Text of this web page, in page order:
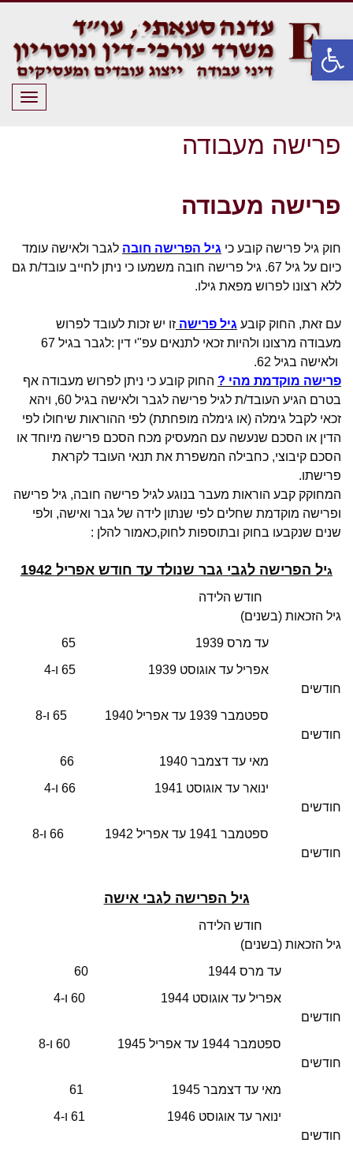
פתח סרגל נגישות
פרישה מעבודה
פרישה מעבודה
חוק גיל פרישה קובע כי גיל הפרישה חובה לגבר ולאישה עומד
כיום על גיל 67. גיל פרישה חובה משמעו כי ניתן לחייב עובד/ת גם
ללא רצונו לפרוש מפאת גילו.
עם זאת, החוק קובע גיל פרישה זו יש זכות לעובד לפרוש
מעבודה מרצונו ולהיות זכאי לתנאים עפ"י דין :לגבר בגיל 67
ולאישה בגיל 62.
פרישה מוקדמת מהי ? החוק קובע כי ניתן לפרוש מעבודה אף
בטרם הגיע העובד/ת לגיל פרישה לגבר ולאישה בגיל 60, ויהא
זכאי לקבל גימלה (או גימלה מופחתת) לפי ההוראות שיחולו לפי
הדין או הסכם שנעשה עם המעסיק מכח הסכם פרישה מיוחד או
הסכם קיבוצי, כחבילה המשפרת את תנאי העובד לקראת
פרישתו.
המחוקק קבע הוראות מעבר בנוגע לגיל פרישה חובה, גיל פרישה
ופרישה מוקדמת שחלים לפי שנתון לידה של גבר ואישה, ולפי
שנים שנקבעו בחוק ובתוספות לחוק,כאמור להלן :
גיל הפרישה לגבי גבר שנולד עד חודש אפריל 1942
חודש הלידה
גיל הזכאות (בשנים)
עד מרס 1939 65
אפריל עד אוגוסט 1939 65 ו-4
חודשים
ספטמבר 1939 עד אפריל 1940 65 ו-8
חודשים
מאי עד דצמבר 1940 66
ינואר עד אוגוסט 1941 66 ו-4
חודשים
ספטמבר 1941 עד אפריל 1942 66 ו-8
חודשים
גיל הפרישה לגבי אישה
חודש הלידה
גיל הזכאות (בשנים)
עד מרס 1944 60
אפריל עד אוגוסט 1944 60 ו-4
חודשים
ספטמבר 1944 עד אפריל 1945 60 ו-8
חודשים
מאי עד דצמבר 1945 61
ינואר עד אוגוסט 1946 61 ו-4
חודשים